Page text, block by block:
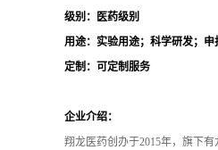
级别：医药级别
用途：实验用途；科学研发；申
定制：可定制服务
企业介绍：
翔龙医药创办于2015年，旗下